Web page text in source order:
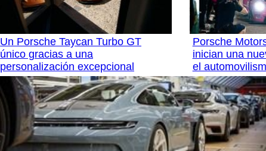
Un Porsche Taycan Turbo GT
único gracias a una
personalización excepcional
Porsche
inician una
el